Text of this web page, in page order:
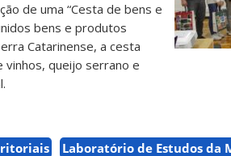
de uma “Cesta de bens e
bens e produtos
Catarinense, a cesta
vinhos, queijo serrano e
Laboratório de Estudos